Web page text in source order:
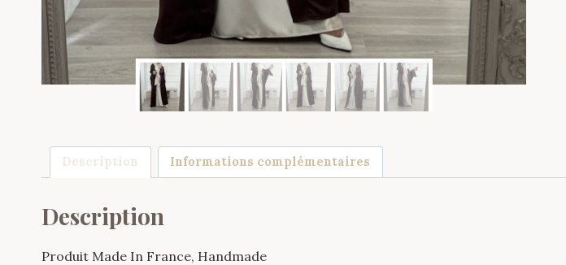
Description Informations complémentaires
Description
Produit Made In France, Handmade